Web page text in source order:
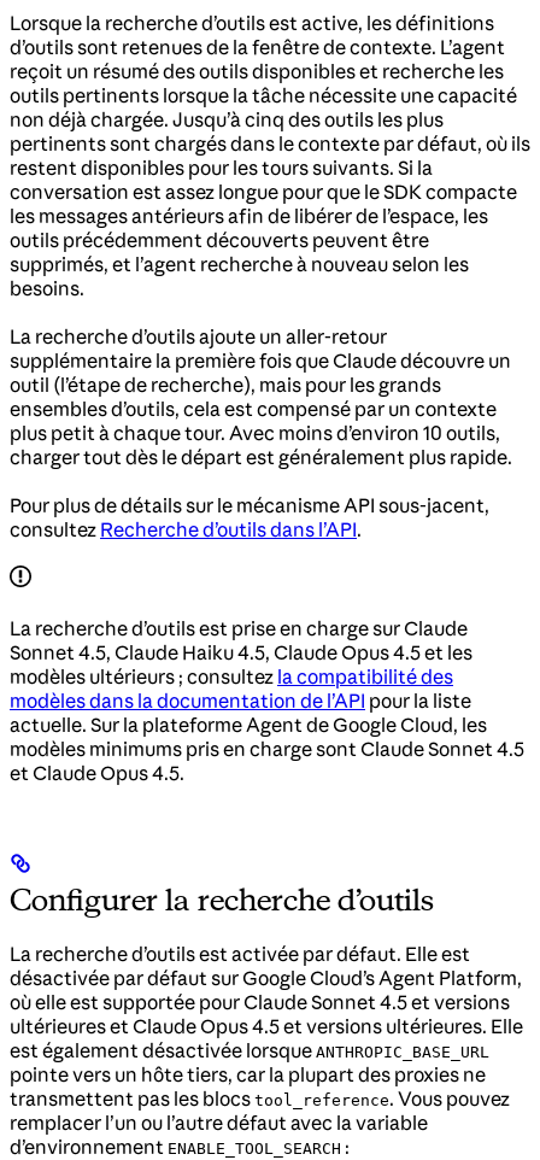
Lorsque la recherche d’outils est active, les définitions
d’outils sont retenues de la fenêtre de contexte. L’agent
reçoit un résumé des outils disponibles et recherche les
outils pertinents lorsque la tâche nécessite une capacité
non déjà chargée. Jusqu’à cinq des outils les plus
pertinents sont chargés dans le contexte par défaut, où ils
restent disponibles pour les tours suivants. Si la
conversation est assez longue pour que le SDK compacte
les messages antérieurs afin de libérer de l’espace, les
outils précédemment découverts peuvent être
supprimés, et l’agent recherche à nouveau selon les
besoins.
La recherche d’outils ajoute un aller-retour
supplémentaire la première fois que Claude découvre un
outil (l’étape de recherche), mais pour les grands
ensembles d’outils, cela est compensé par un contexte
plus petit à chaque tour. Avec moins d’environ 10 outils,
charger tout dès le départ est généralement plus rapide.
Pour plus de détails sur le mécanisme API sous-jacent,
consultez Recherche d’outils dans l’API.
La recherche d’outils est prise en charge sur Claude
Sonnet 4.5, Claude Haiku 4.5, Claude Opus 4.5 et les
modèles ultérieurs ; consultez la compatibilité des
modèles dans la documentation de l’API pour la liste
actuelle. Sur la plateforme Agent de Google Cloud, les
modèles minimums pris en charge sont Claude Sonnet 4.5
et Claude Opus 4.5.
Configurer la recherche d’outils
La recherche d’outils est activée par défaut. Elle est
désactivée par défaut sur Google Cloud’s Agent Platform,
où elle est supportée pour Claude Sonnet 4.5 et versions
ultérieures et Claude Opus 4.5 et versions ultérieures. Elle
est également désactivée lorsque ANTHROPIC_BASE_URL
pointe vers un hôte tiers, car la plupart des proxies ne
transmettent pas les blocs tool_reference. Vous pouvez
remplacer l’un ou l’autre défaut avec la variable
d’environnement ENABLE_TOOL_SEARCH :